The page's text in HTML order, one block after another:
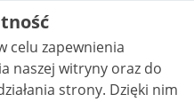
w tym zdjęcia, materiały
na licencji typu
uznanie autorstwa użycie
utworów zależnych 4.0 (CC BY-
jest to stwierdzone inaczej.
celu zapewnienia
naszej witryny oraz do
strony. Dzięki nim